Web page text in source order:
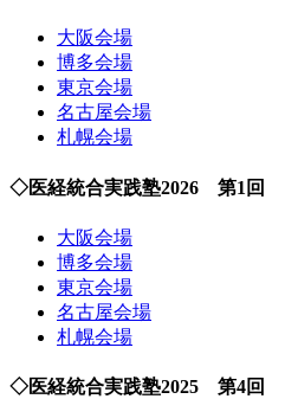
大阪会場
博多会場
東京会場
名古屋会場
札幌会場
◇医経統合実践塾2026 第1回
大阪会場
博多会場
東京会場
名古屋会場
札幌会場
◇医経統合実践塾2025 第4回